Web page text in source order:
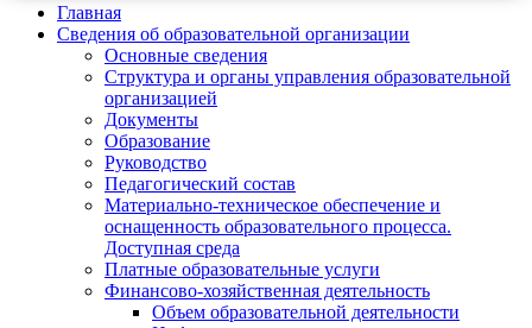
Главная
Сведения об образовательной организации
Основные сведения
Структура и органы управления образовательной
организацией
Документы
Образование
Руководство
Педагогический состав
Материально-техническое обеспечение и
оснащенность образовательного процесса.
Доступная среда
Платные образовательные услуги
Финансово-хозяйственная деятельность
Объем образовательной деятельности